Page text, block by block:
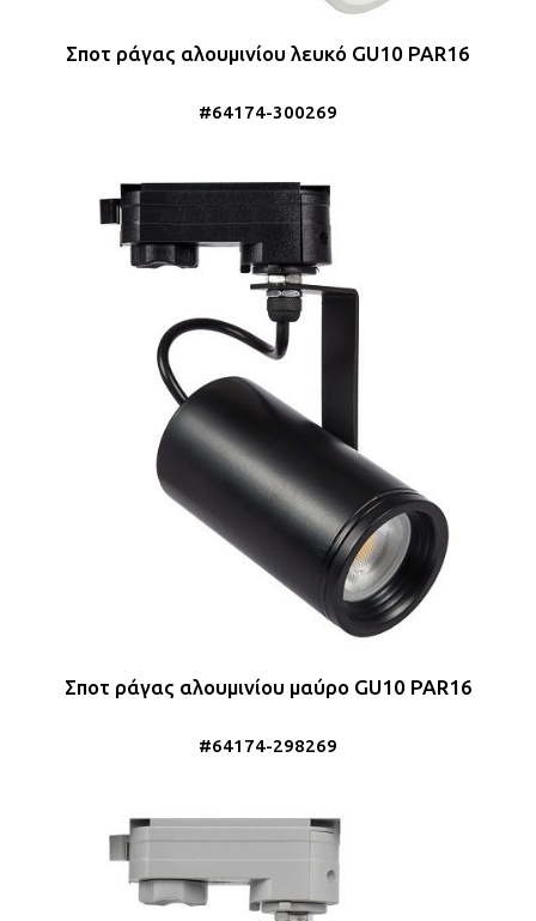
Σποτ ράγας αλουμινίου λευκό GU10 PAR16
#64174-300269
Σποτ ράγας αλουμινίου μαύρο GU10 PAR16
#64174-298269